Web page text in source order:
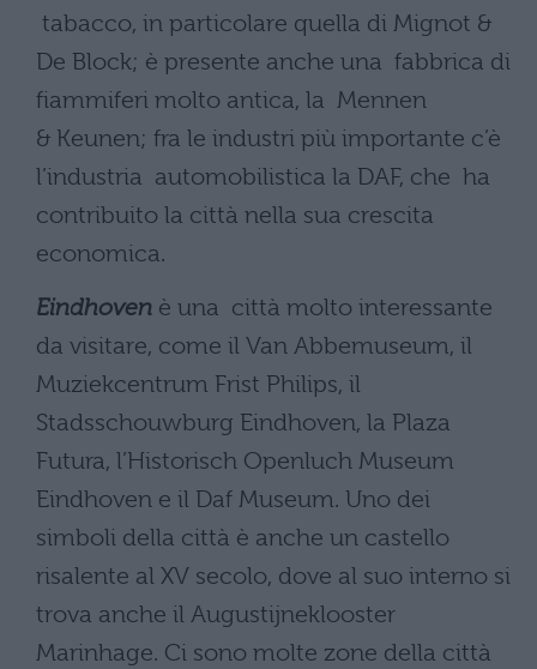
tabacco, in particolare quella di Mignot &
De Block; è presente anche una fabbrica di
fiammiferi molto antica, la Mennen
& Keunen; fra le industri più importante c’è
l’industria automobilistica la DAF, che ha
contribuito la città nella sua crescita
economica.
Eindhoven è una città molto interessante
da visitare, come il Van Abbemuseum, il
Muziekcentrum Frist Philips, il
Stadsschouwburg Eindhoven, la Plaza
Futura, l’Historisch Openluch Museum
Eindhoven e il Daf Museum. Uno dei
simboli della città è anche un castello
risalente al XV secolo, dove al suo interno si
trova anche il Augustijneklooster
Marinhage. Ci sono molte zone della città